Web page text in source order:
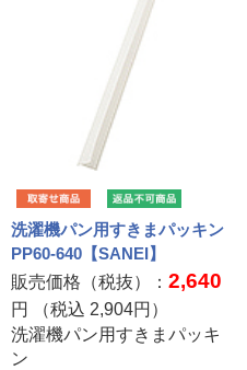
洗濯機パン用すきまパッキン
PP60-640【SANEI】
販売価格（税抜）：2,640
円 （税込 2,904円）
洗濯機パン用すきまパッキ
ン